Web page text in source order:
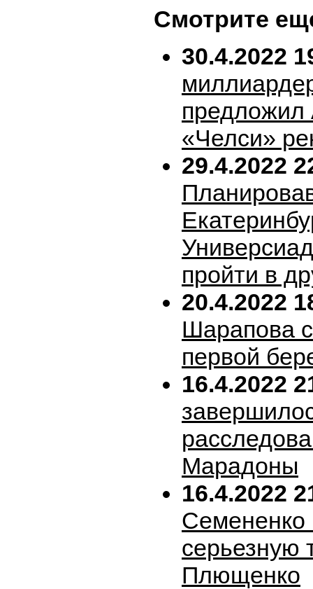
Смотрите
30.4.2022
предложил
«Челси»
29.4.2022
пройти в
20.4.2022
Шарапова
первой
16.4.2022
Марадоны
16.4.2022
Семененко
серьезную
Плющенко